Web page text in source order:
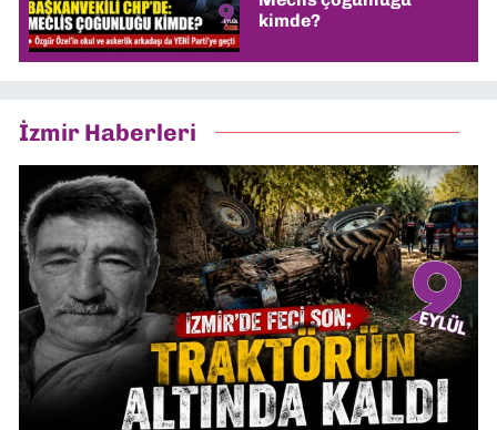
kimde?
İzmir Haberleri